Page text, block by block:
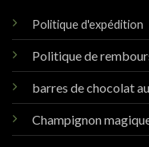
Politique d'expédition
Politique de
barres de chocolat
Champignon